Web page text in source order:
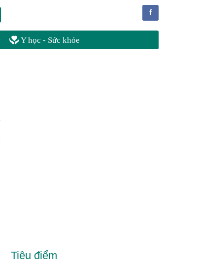
f
Y học - Sức khỏe
Tiêu điểm